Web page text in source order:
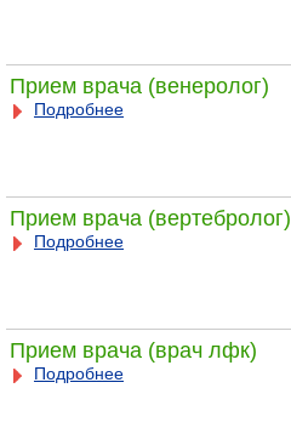
Прием врача (венеролог)
Подробнее
Прием врача (вертебролог)
Подробнее
Прием врача (врач лфк)
Подробнее